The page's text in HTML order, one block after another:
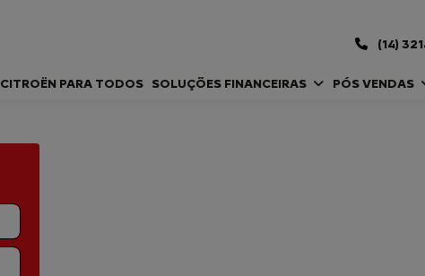
(14)
CITROËN PARA TODOS SOLUÇÕES FINANCEIRAS PÓS VENDAS